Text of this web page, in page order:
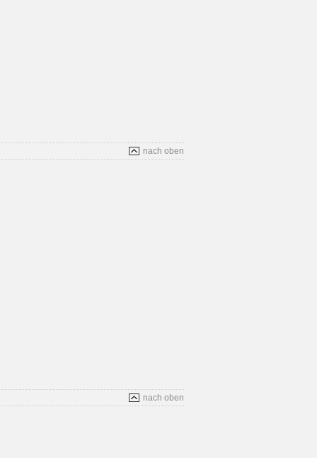
nach oben
nach oben